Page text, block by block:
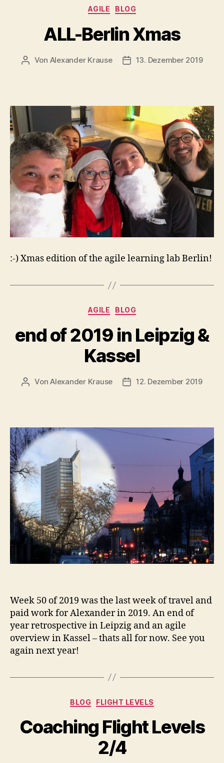
Kategorien
AGILE BLOG
ALL-Berlin Xmas
Beitragsautor
Von Alexander Krause Beitragsdatum
13. Dezember 2019
:-) Xmas edition of the agile learning lab Berlin!
Kategorien
AGILE BLOG
end of 2019 in Leipzig &
Kassel
Beitragsautor
VonAlexander Krause Beitragsdatum
12. Dezember 2019
Week 50 of 2019 was the last week of travel and
paid work for Alexander in 2019. An end of
year retrospective in Leipzig and an agile
overview in Kassel – thats all for now. See you
again next year!
Kategorien
BLOG FLIGHT LEVELS
Coaching Flight Levels
2/4